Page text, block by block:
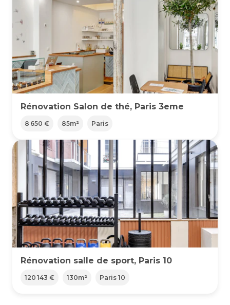
Rénovation Salon de thé, Paris 3eme
8 650 € 85m² Paris
Rénovation salle de sport, Paris 10
120 143 € 130m² Paris 10